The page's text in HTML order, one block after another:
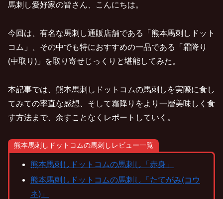
馬刺し愛好家の皆さん、こんにちは。
今回は、有名な馬刺し通販店舗である「熊本馬刺しドット
コム」、その中でも特におすすめの一品である「霜降り
(中取り)」を取り寄せじっくりと堪能してみた。
本記事では、熊本馬刺しドットコムの馬刺しを実際に食し
てみての率直な感想、そして霜降りをより一層美味しく食
す方法まで、余すことなくレポートしていく。
熊本馬刺しドットコムの馬刺しレビュー一覧
熊本馬刺しドットコムの馬刺し「赤身」
熊本馬刺しドットコムの馬刺し「たてがみ(コウ
ネ)」